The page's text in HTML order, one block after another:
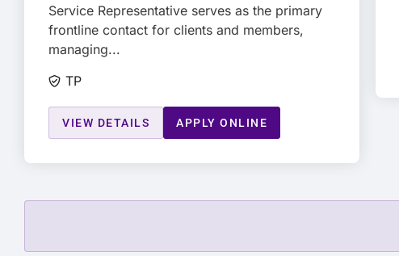
Service Representative serves as the primary
frontline contact for clients and members,
managing...
TP
VIEW DETAILS APPLY ONLINE